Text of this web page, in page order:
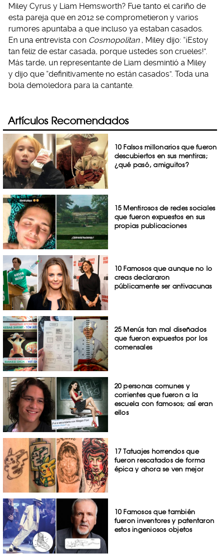
Miley Cyrus y Liam Hemsworth? Fue tanto el cariño de
esta pareja que en 2012 se comprometieron y varios
rumores apuntaba a que incluso ya estaban casados.
En una entrevista con Cosmopolitan , Miley dijo: “¡Estoy
tan feliz de estar casada, porque ustedes son crueles!”.
Más tarde, un representante de Liam desmintió a Miley
y dijo que “definitivamente no están casados”. Toda una
bola demoledora para la cantante.
Artículos Recomendados
10 Falsos millonarios que fueron
descubiertos en sus mentiras;
¿qué pasó, amiguitos?
15 Mentirosos de redes sociales
que fueron expuestos en sus
propias publicaciones
10 Famosos que aunque no lo
creas declararon
públicamente ser antivacunas
25 Menús tan mal diseñados
que fueron expuestos por los
comensales
20 personas comunes y
corrientes que fueron a la
escuela con famosos; así eran
ellos
17 Tatuajes horrendos que
fueron rescatados de forma
épica y ahora se ven mejor
10 Famosos que también
fueron inventores y patentaron
estos ingeniosos objetos